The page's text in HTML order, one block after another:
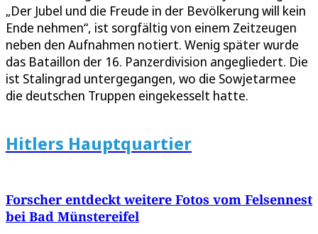
„Der Jubel und die Freude in der Bevölkerung will kein
Ende nehmen“, ist sorgfältig von einem Zeitzeugen
neben den Aufnahmen notiert. Wenig später wurde
das Bataillon der 16. Panzerdivision angegliedert. Die
ist Stalingrad untergegangen, wo die Sowjetarmee
die deutschen Truppen eingekesselt hatte.
Hitlers Hauptquartier
Forscher entdeckt weitere Fotos vom Felsennest
bei Bad Münstereifel